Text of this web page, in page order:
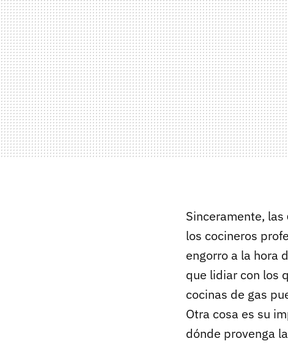
Sinceramente, las
los cocineros
engorro a la hora
que lidiar con los
cocinas de gas
Otra cosa es su
dónde provenga